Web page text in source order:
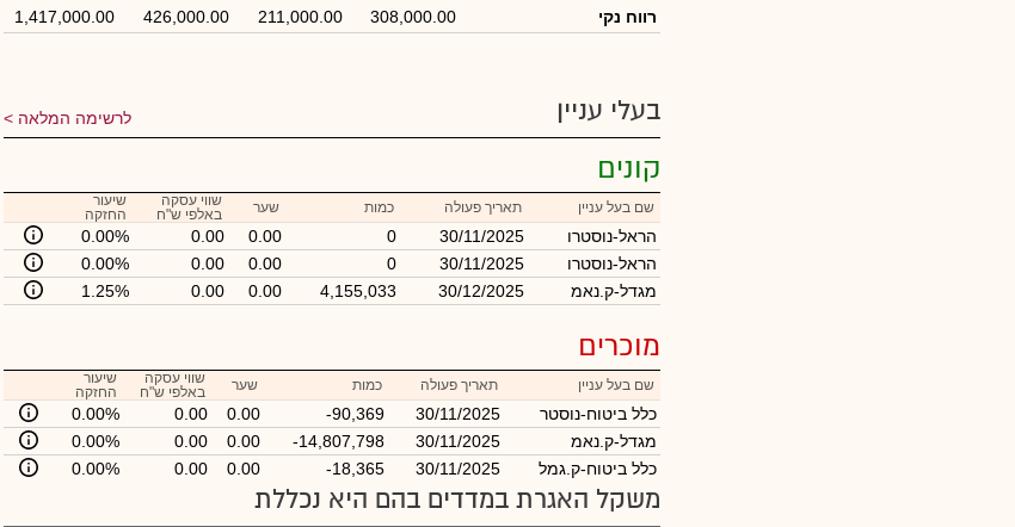
רווח נקי
308,000.00
211,000.00
426,000.00
1,417,000.00
בעלי עניין לרשימה המלאה
קונים
שם בעל עניין תאריך פעולה כמות שער
שווי עסקה
באלפי ש"ח
שיעור
החזקה
הראל-נוסטרו 30/11/2025
0
0.00
0.00
0.00%
הראל-נוסטרו
30/11/2025
0
0.00
0.00
0.00%
מגדל-ק.נאמ
30/12/2025
4,155,033
0.00
0.00
1.25%
מוכרים
שם בעל עניין תאריך פעולה כמות שער
שווי עסקה
באלפי ש"ח
שיעור
החזקה
כלל ביטוח-נוסטר 30/11/2025
-90,369
0.00
0.00
0.00%
מגדל-ק.נאמ
30/11/2025
-14,807,798
0.00
0.00
0.00%
כלל ביטוח-ק.גמל
30/11/2025
-18,365
0.00
0.00
0.00%
משקל האגרת במדדים בהם היא נכללת